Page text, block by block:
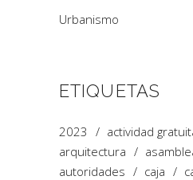
Urbanismo
ETIQUETAS
2023
actividad
arquitectura
autoridades
caja